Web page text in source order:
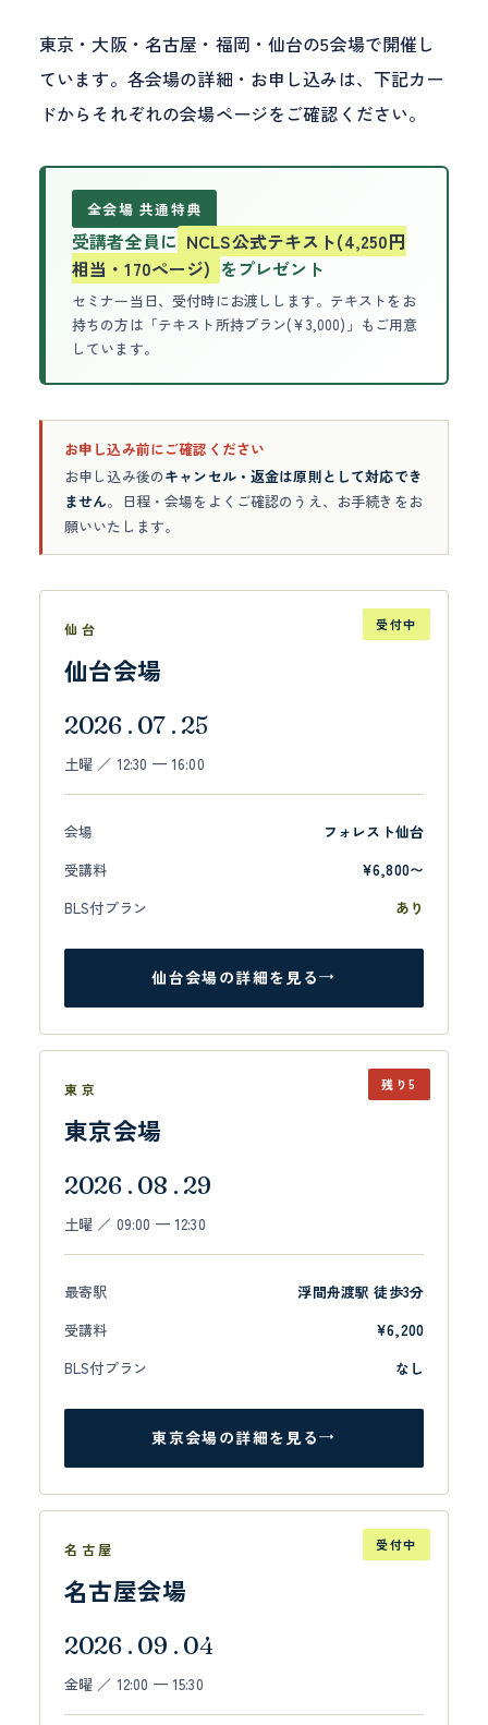
東京・大阪・名古屋・福岡・仙台の5会場で開催し
ています。各会場の詳細・お申し込みは、下記カー
ドからそれぞれの会場ページをご確認ください。
全会場 共通特典
受講者全員に NCLS公式テキスト(4,250円
相当・170ページ) をプレゼント
セミナー当日、受付時にお渡しします。テキストをお
持ちの方は「テキスト所持プラン(¥3,000)」もご用意
しています。
お申し込み前にご確認ください
お申し込み後のキャンセル・返金は原則として対応でき
ません。日程・会場をよくご確認のうえ、お手続きをお
願いいたします。
受付中
仙台
仙台会場
2026 . 07 . 25
土曜 ／ 12:30 — 16:00
会場
フォレスト仙台
受講料
¥6,800〜
BLS付プラン
あり
仙台会場の詳細を見る→
残り5
東京
東京会場
2026 . 08 . 29
土曜 ／ 09:00 — 12:30
最寄駅
浮間舟渡駅 徒歩3分
受講料
¥6,200
BLS付プラン
なし
東京会場の詳細を見る→
受付中
名古屋
名古屋会場
2026 . 09 . 04
金曜 ／ 12:00 — 15:30